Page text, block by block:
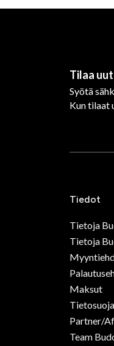
Tilaa
Syötä
Kun tilaat
Tiedot
Tietoja
Tietoja
Maksut
Partner/
Team